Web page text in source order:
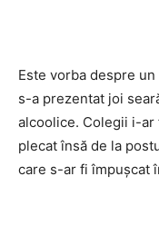
Este vorba despre
s-a prezentat joi
alcoolice. Colegii i-ar
plecat însă de la
care s-ar fi împușcat